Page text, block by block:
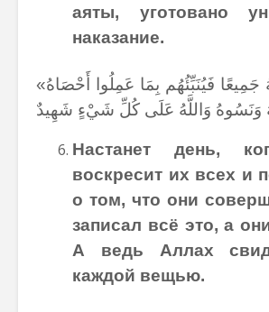
аяты, уготовано
наказание.
«يَوْمَ يَبْعَثُهُمُ اللَّهُ جَمِيعًا فَيُنَبِّئُهُم بِمَا عَمِلُوا أَحْصَاهُ
Настанет день,
воскресит их всех и
о том, что они
записал всё это, а
А ведь Аллах
каждой вещью.